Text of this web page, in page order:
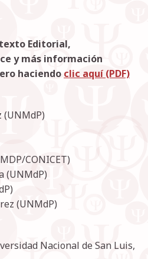
Editorial,
y más información
haciendo clic aquí (PDF)
(UNMdP)
CONICET)
(UNMdP)
(UNMdP)
Nacional de San Luis,